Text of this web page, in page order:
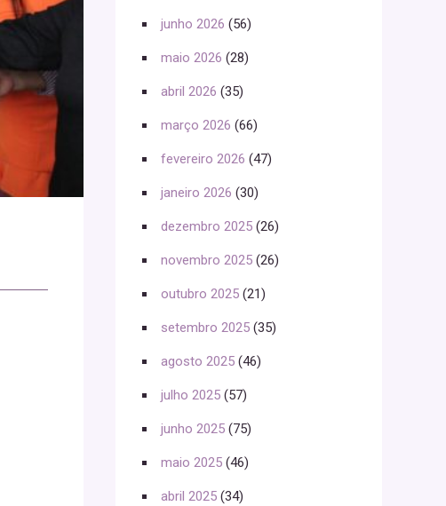
junho 2026 (56)
maio 2026 (28)
abril 2026 (35)
março 2026 (66)
fevereiro 2026 (47)
janeiro 2026 (30)
dezembro 2025 (26)
novembro 2025 (26)
outubro 2025 (21)
setembro 2025 (35)
agosto 2025 (46)
julho 2025 (57)
junho 2025 (75)
maio 2025 (46)
abril 2025 (34)